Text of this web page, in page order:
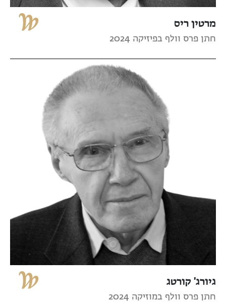
מרטין ריס
חתן פרס וולף בפיזיקה 2024
גיורג' קורטג
חתן פרס וולף במוזיקה 2024